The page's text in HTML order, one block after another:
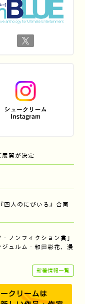
展開が決定
人のにびいろ』合同
ノンフィクション賞」
ュルム・和田彩花、漫
新着情報一覧